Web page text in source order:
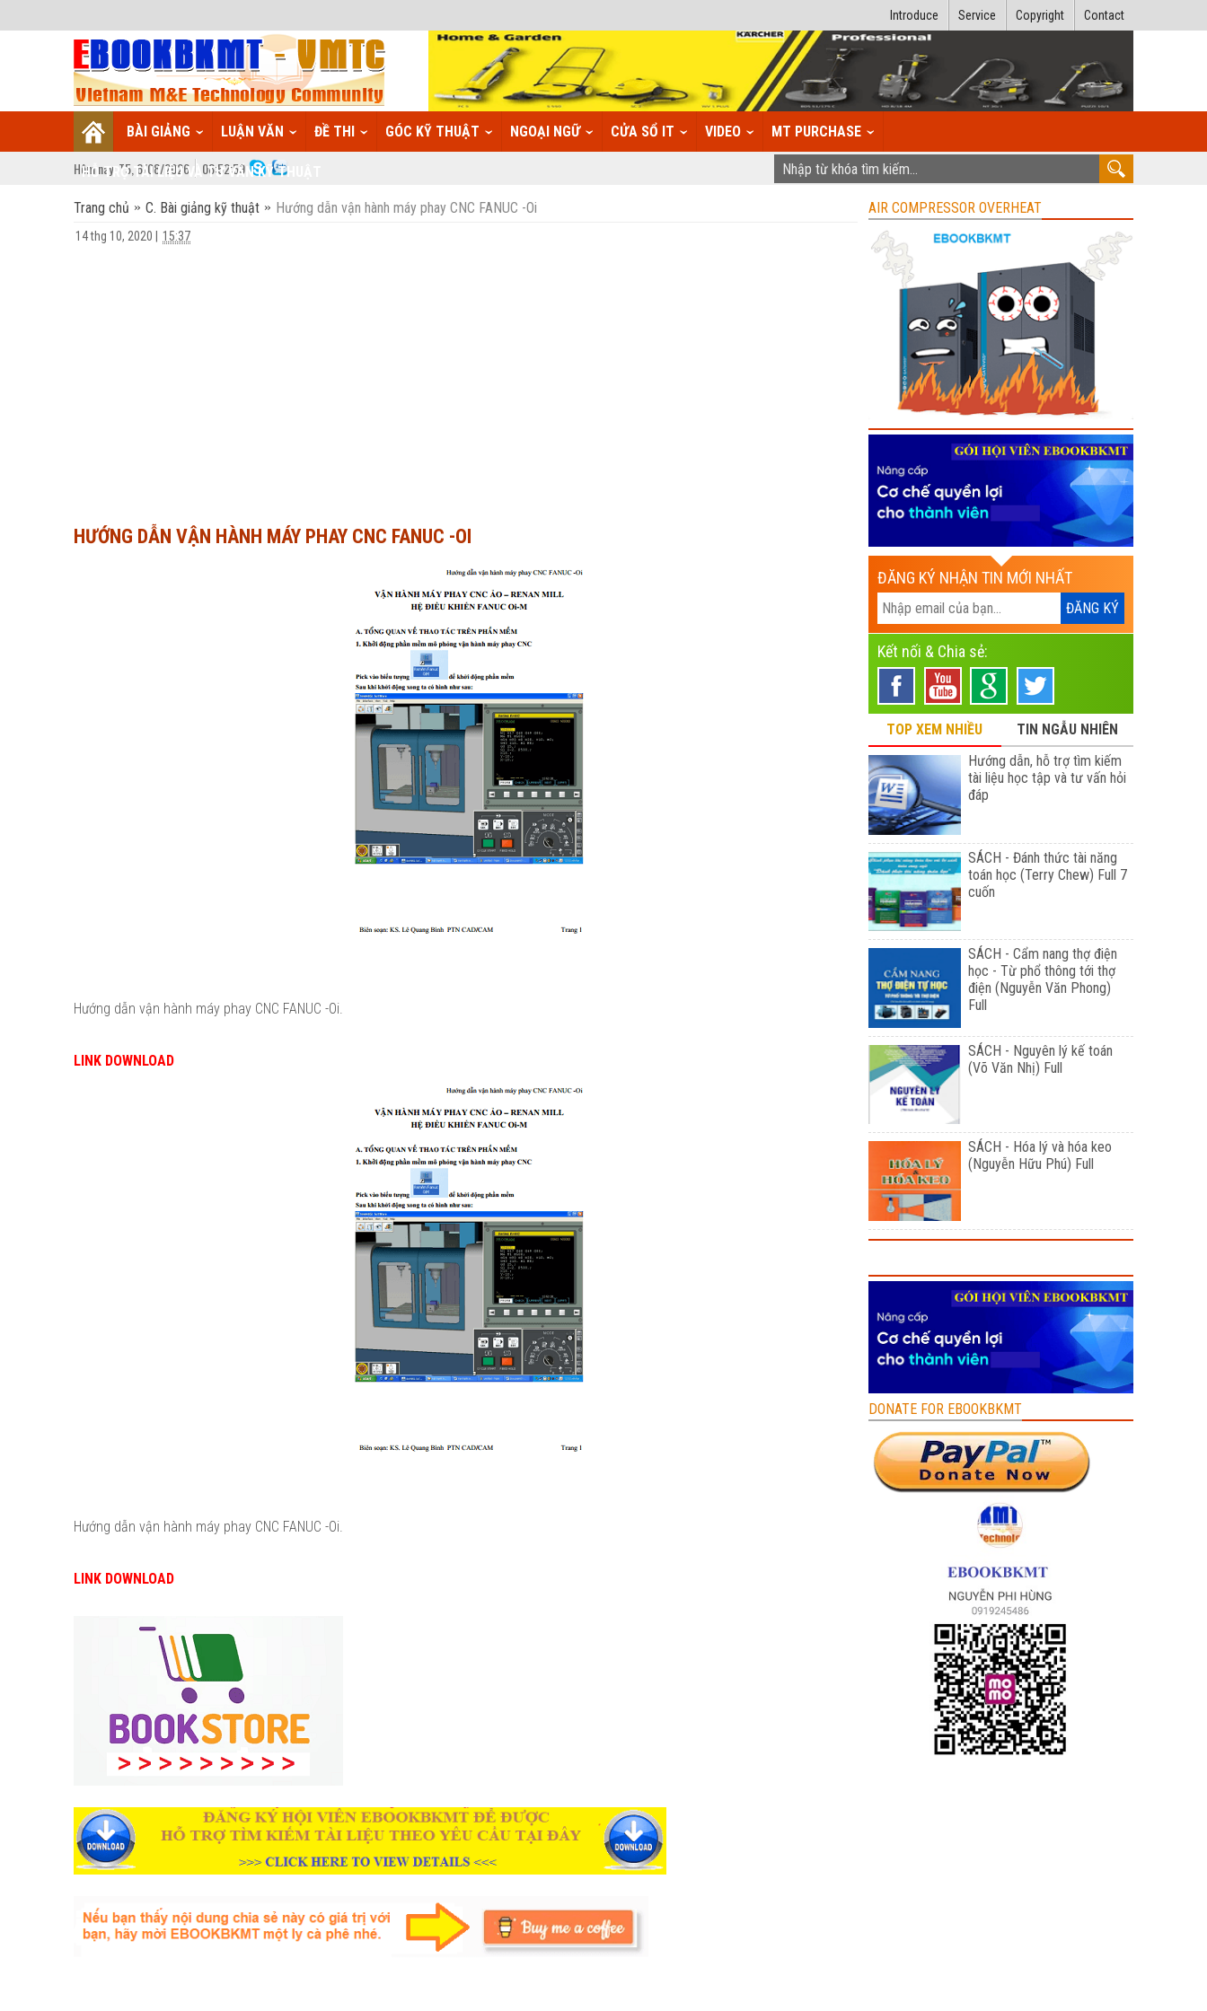
Contact
Copyright
Service
Introduce
BÀI GIẢNG LUẬN VĂN ĐỀ THI GÓC KỸ THUẬT NGOẠI NGỮ CỬA SỔ IT VIDEO MT PURCHASE
HỖ TRỢ TÀI LIỆU VÀ TƯ VẤN KỸ THUẬT
Hôm nay: T5, 6/08/2026 08:53:00
Trang chủ C. Bài giảng kỹ thuật Hướng dẫn vận hành máy phay CNC FANUC -Oi
14 thg 10, 2020 15:37
HƯỚNG DẪN VẬN HÀNH MÁY PHAY CNC FANUC -OI
Hướng dẫn vận hành máy phay CNC FANUC -Oi.
LINK DOWNLOAD
Hướng dẫn vận hành máy phay CNC FANUC -Oi.
LINK DOWNLOAD
AIR COMPRESSOR OVERHEAT
ĐĂNG KÝ NHẬN TIN MỚI NHẤT
Kết nối & Chia sẻ:
TOP XEM NHIỀU
TIN NGẪU NHIÊN
Hướng dẫn, hỗ trợ tìm kiếm
tài liệu học tập và tư vấn hỏi
đáp
SÁCH - Đánh thức tài năng
toán học (Terry Chew) Full 7
cuốn
SÁCH - Cẩm nang thợ điện
học - Từ phổ thông tới thợ
điện (Nguyễn Văn Phong)
Full
SÁCH - Nguyên lý kế toán
(Võ Văn Nhị) Full
SÁCH - Hóa lý và hóa keo
(Nguyễn Hữu Phú) Full
DONATE FOR EBOOKBKMT